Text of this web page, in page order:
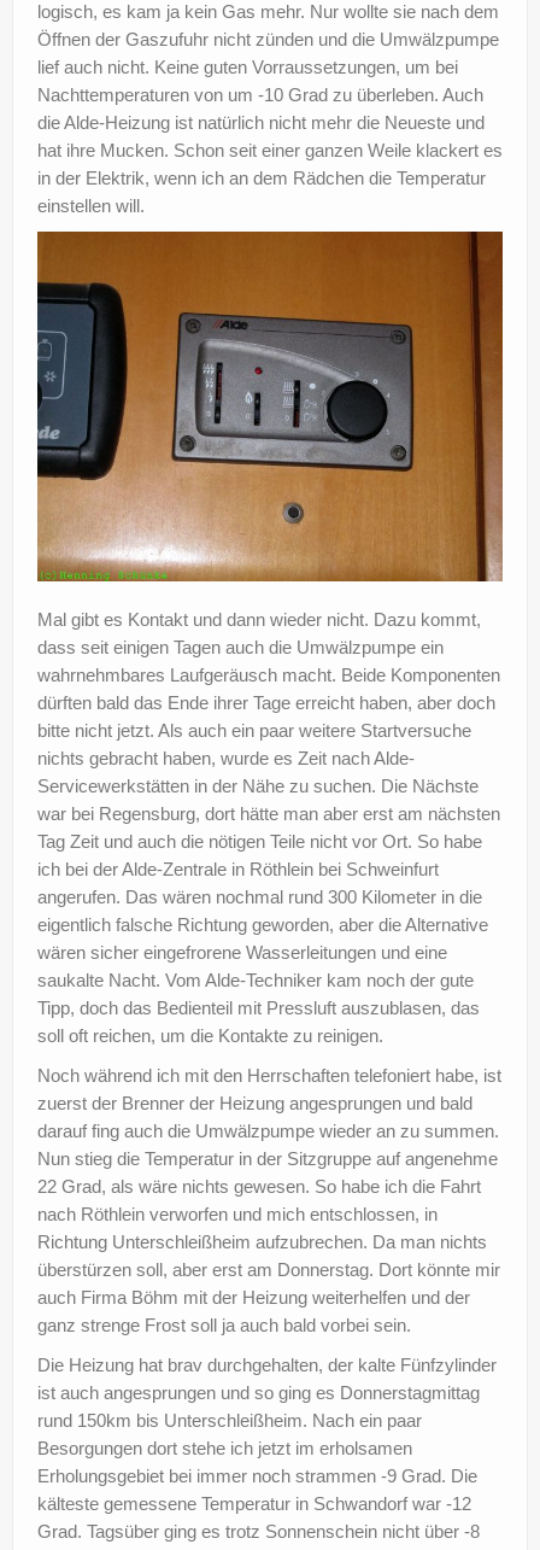
logisch, es kam ja kein Gas mehr. Nur wollte sie nach dem
Öffnen der Gaszufuhr nicht zünden und die Umwälzpumpe
lief auch nicht. Keine guten Vorraussetzungen, um bei
Nachttemperaturen von um -10 Grad zu überleben. Auch
die Alde-Heizung ist natürlich nicht mehr die Neueste und
hat ihre Mucken. Schon seit einer ganzen Weile klackert es
in der Elektrik, wenn ich an dem Rädchen die Temperatur
einstellen will.
Mal gibt es Kontakt und dann wieder nicht. Dazu kommt,
dass seit einigen Tagen auch die Umwälzpumpe ein
wahrnehmbares Laufgeräusch macht. Beide Komponenten
dürften bald das Ende ihrer Tage erreicht haben, aber doch
bitte nicht jetzt. Als auch ein paar weitere Startversuche
nichts gebracht haben, wurde es Zeit nach Alde-
Servicewerkstätten in der Nähe zu suchen. Die Nächste
war bei Regensburg, dort hätte man aber erst am nächsten
Tag Zeit und auch die nötigen Teile nicht vor Ort. So habe
ich bei der Alde-Zentrale in Röthlein bei Schweinfurt
angerufen. Das wären nochmal rund 300 Kilometer in die
eigentlich falsche Richtung geworden, aber die Alternative
wären sicher eingefrorene Wasserleitungen und eine
saukalte Nacht. Vom Alde-Techniker kam noch der gute
Tipp, doch das Bedienteil mit Pressluft auszublasen, das
soll oft reichen, um die Kontakte zu reinigen.
Noch während ich mit den Herrschaften telefoniert habe, ist
zuerst der Brenner der Heizung angesprungen und bald
darauf fing auch die Umwälzpumpe wieder an zu summen.
Nun stieg die Temperatur in der Sitzgruppe auf angenehme
22 Grad, als wäre nichts gewesen. So habe ich die Fahrt
nach Röthlein verworfen und mich entschlossen, in
Richtung Unterschleißheim aufzubrechen. Da man nichts
überstürzen soll, aber erst am Donnerstag. Dort könnte mir
auch Firma Böhm mit der Heizung weiterhelfen und der
ganz strenge Frost soll ja auch bald vorbei sein.
Die Heizung hat brav durchgehalten, der kalte Fünfzylinder
ist auch angesprungen und so ging es Donnerstagmittag
rund 150km bis Unterschleißheim. Nach ein paar
Besorgungen dort stehe ich jetzt im erholsamen
Erholungsgebiet bei immer noch strammen -9 Grad. Die
kälteste gemessene Temperatur in Schwandorf war -12
Grad. Tagsüber ging es trotz Sonnenschein nicht über -8